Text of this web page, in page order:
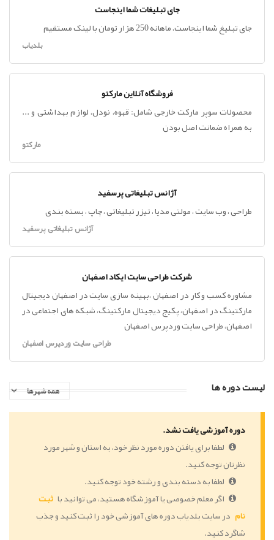
جای تبلیغات شما اینجاست
جای تبلیغ شما اینجاست، ماهانه 250 هزار تومان با لینک مستقیم
بلدیاب
فروشگاه آنلاین مارکتو
محصولات سوپر مارکت خارجی شامل: قهوه، نودل، لوازم بهداشتی و ...
به همراه ضمانت اصل بودن
مارکتو
آژانس تبلیغاتی پرسفید
طراحی ، وب سایت ، مولتی مدیا ، تیزر تبلیغاتی ، چاپ ، بسته بندی
آژانس تبلیغاتی پرسفید
شرکت طراحی سایت ایکاد اصفهان
مشاوره کسب و کار در اصفهان ،بهینه سازی سایت در اصفهان دیجیتال
مارکتینگ در اصفهان، پکیج دیجیتال مارکتینگ، شبکه های اجتماعی در
اصفهان، طراحی سایت وردپرس اصفهان
طراحی سایت وردپرس اصفهان
لیست دوره ها
دوره آموزشی یافت نشد.
لطفا برای یافتن دوره مورد نظر خود، به استان و شهر مورد
نظرتان توجه کنید.
لطفا به دسته بندی و رشته خود توجه کنید.
اگر معلم خصوصی یا آموزشگاه هستید، می توانید با ثبت
نام در سایت بلدیاب دوره های آموزشی خود را ثبت کنید و جذب
شاگرد کنید.